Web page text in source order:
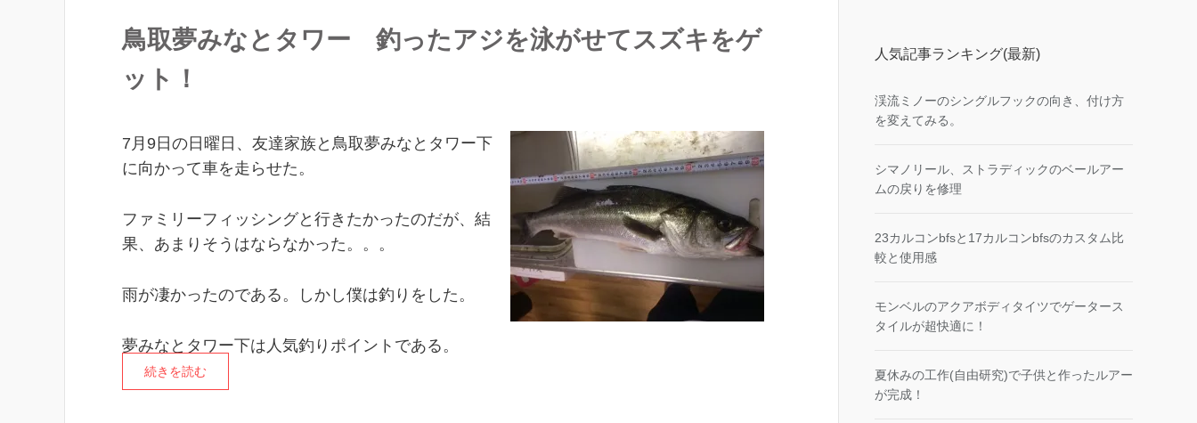
鳥取夢みなとタワー 釣ったアジを泳がせてスズキをゲ
ット！
7月9日の日曜日、友達家族と鳥取夢みなとタワー下
に向かって車を走らせた。
ファミリーフィッシングと行きたかったのだが、結
果、あまりそうはならなかった。。。
雨が凄かったのである。しかし僕は釣りをした。
夢みなとタワー下は人気釣りポイントである。
続きを読む
人気記事ランキング(最新)
渓流ミノーのシングルフックの向き、付け方
を変えてみる。
シマノリール、ストラディックのベールアー
ムの戻りを修理
23カルコンbfsと17カルコンbfsのカスタム比
較と使用感
モンベルのアクアボディタイツでゲータース
タイルが超快適に！
夏休みの工作(自由研究)で子供と作ったルアー
が完成！